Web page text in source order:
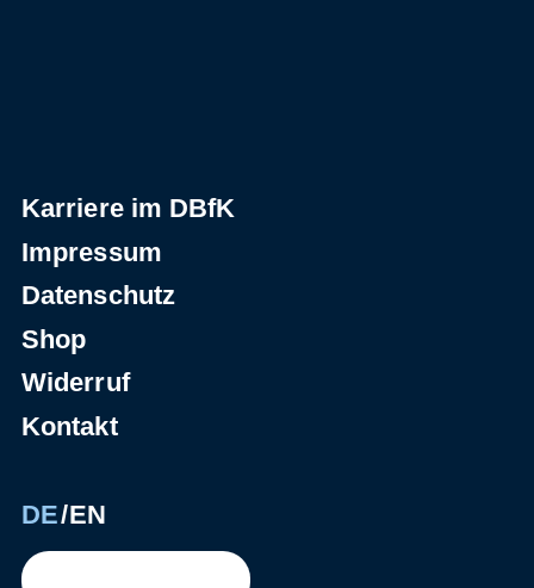
Karriere im DBfK
Impressum
Datenschutz
Shop
Widerruf
Kontakt
DE EN